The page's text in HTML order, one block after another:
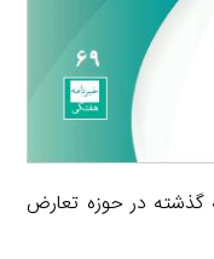
گذشته در حوزه تعارض